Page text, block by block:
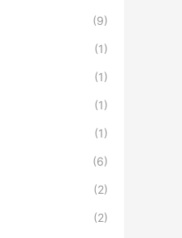
(9)
(1)
(1)
(1)
(1)
(6)
(2)
(2)